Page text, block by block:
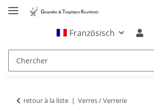
Französisch
retour à la liste Verres / Verrerie